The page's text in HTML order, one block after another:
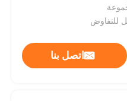
للتفاوض
اتصل بنا